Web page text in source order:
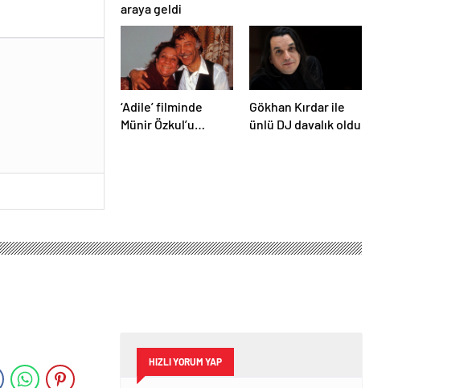
araya geldi
‘Adile’ filminde
Münir Özkul’u
Gökhan Kırdar ile
ünlü DJ davalık oldu
HIZLI YORUM YAP